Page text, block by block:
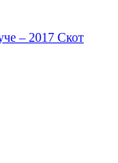
– 2017 Скот